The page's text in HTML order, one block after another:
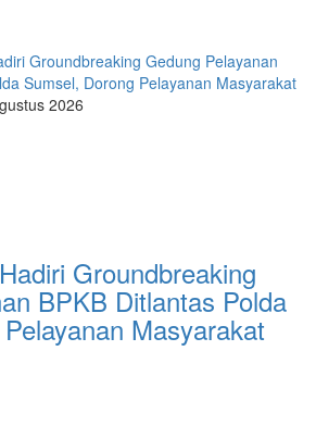
Groundbreaking Gedung Pelayanan
Sumsel, Dorong Pelayanan Masyarakat
2026
Groundbreaking
BPKB Ditlantas Polda
Masyarakat